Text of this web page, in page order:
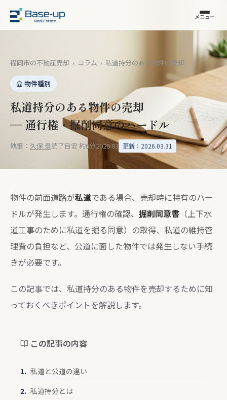
メニュー
福岡市の不動産売却 › コラム › 私道持分のある物件の売却
物件種別
私道持分のある物件の売却
— 通行権・掘削同意のハードル
執筆： 久保 塁読了目安 約6分2026.03 更新：2026.03.31
物件の前面道路が私道である場合、売却時に特有のハー
ドルが発生します。通行権の確認、 掘削同意書 （上下水
道工事のために私道を掘る同意）の取得、私道の維持管
理費の負担など、公道に面した物件では発生しない手続
きが必要です。
この記事では、私道持分のある物件を売却するために知
っておくべきポイントを解説します。
この記事の内容
私道と公道の違い
私道持分とは